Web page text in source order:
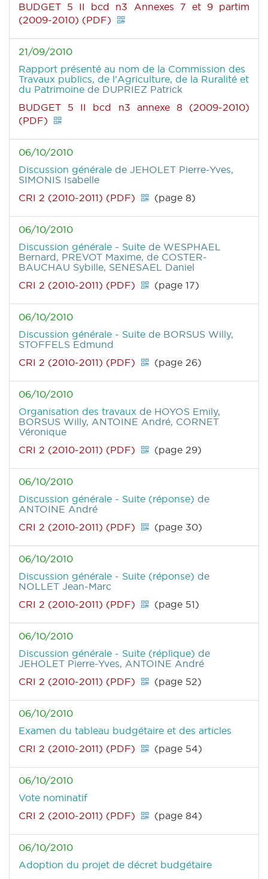
BUDGET 5 II bcd n3 Annexes 7 et 9 partim
(2009-2010) (PDF)
21/09/2010
Rapport présenté au nom de la Commission des
Travaux publics, de l'Agriculture, de la Ruralité et
du Patrimoine de DUPRIEZ Patrick
BUDGET 5 II bcd n3 annexe 8 (2009-2010)
(PDF)
06/10/2010
Discussion générale de JEHOLET Pierre-Yves,
SIMONIS Isabelle
CRI 2 (2010-2011) (PDF)
(page 8)
06/10/2010
Discussion générale - Suite de WESPHAEL
Bernard, PREVOT Maxime, de COSTER-
BAUCHAU Sybille, SENESAEL Daniel
CRI 2 (2010-2011) (PDF)
(page 17)
06/10/2010
Discussion générale - Suite de BORSUS Willy,
STOFFELS Edmund
CRI 2 (2010-2011) (PDF)
(page 26)
06/10/2010
Organisation des travaux de HOYOS Emily,
BORSUS Willy, ANTOINE André, CORNET
Véronique
CRI 2 (2010-2011) (PDF)
(page 29)
06/10/2010
Discussion générale - Suite (réponse) de
ANTOINE André
CRI 2 (2010-2011) (PDF)
(page 30)
06/10/2010
Discussion générale - Suite (réponse) de
NOLLET Jean-Marc
CRI 2 (2010-2011) (PDF)
(page 51)
06/10/2010
Discussion générale - Suite (réplique) de
JEHOLET Pierre-Yves, ANTOINE André
CRI 2 (2010-2011) (PDF)
(page 52)
06/10/2010
Examen du tableau budgétaire et des articles
CRI 2 (2010-2011) (PDF)
(page 54)
06/10/2010
Vote nominatif
CRI 2 (2010-2011) (PDF)
(page 84)
06/10/2010
Adoption du projet de décret budgétaire